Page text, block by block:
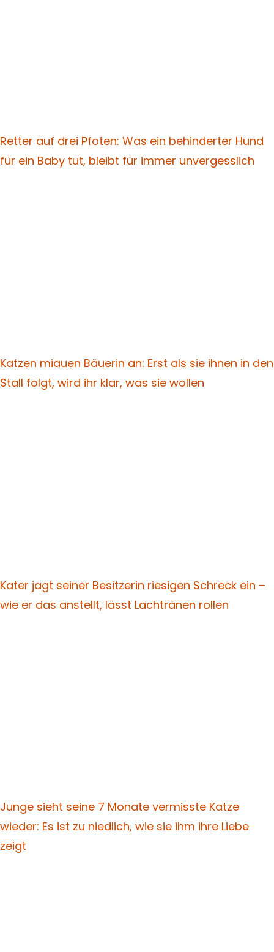
Retter auf drei Pfoten: Was ein behinderter Hund
für ein Baby tut, bleibt für immer unvergesslich
Katzen miauen Bäuerin an: Erst als sie ihnen in den
Stall folgt, wird ihr klar, was sie wollen
Kater jagt seiner Besitzerin riesigen Schreck ein –
wie er das anstellt, lässt Lachtränen rollen
Junge sieht seine 7 Monate vermisste Katze
wieder: Es ist zu niedlich, wie sie ihm ihre Liebe
zeigt